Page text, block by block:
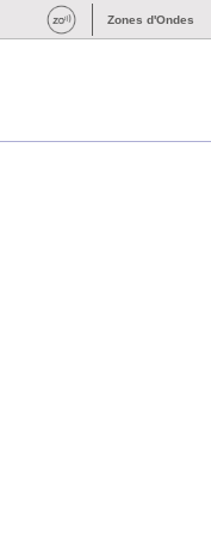
Zones d'Ondes